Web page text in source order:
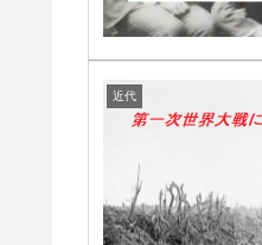
近代